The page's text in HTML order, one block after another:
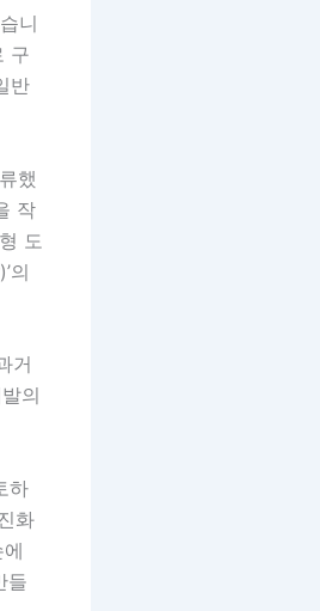
니
구
반
했
작
도
의
거
의
하
화
들